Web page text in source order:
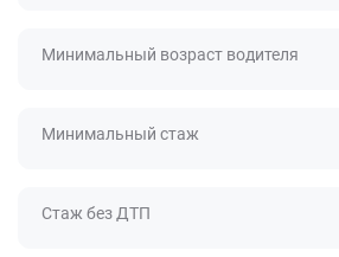
Минимальный возраст водителя
Минимальный стаж
Стаж без ДТП